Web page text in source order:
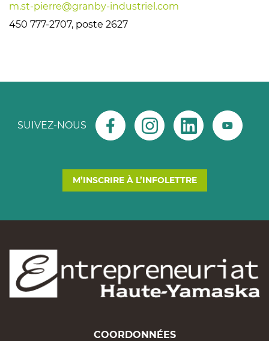
m.st-pierre@granby-industriel.com
450 777-2707, poste 2627
SUIVEZ-NOUS
M’INSCRIRE À L’INFOLETTRE
COORDONNÉES